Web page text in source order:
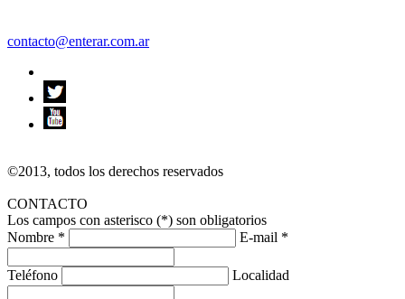
contacto@enterar.com.ar
©2013, todos los derechos reservados
CONTACTO
Los campos con asterisco (*) son obligatorios
Nombre *
E-mail *
Teléfono Localidad